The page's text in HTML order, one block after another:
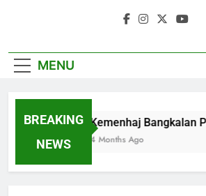
MENU
BREAKING
NEWS
Kemenhaj Bangkalan
4 Months Ago